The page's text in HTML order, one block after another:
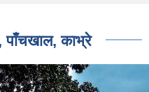
पाँचखाल, काभ्रे